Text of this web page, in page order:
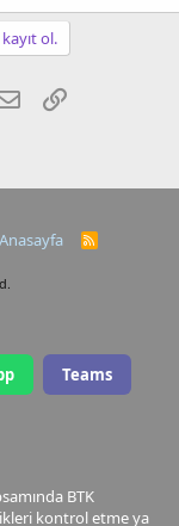
ol.
E-postaLink
Anasayfa
R
Teams
BTK
kontrol etme ya